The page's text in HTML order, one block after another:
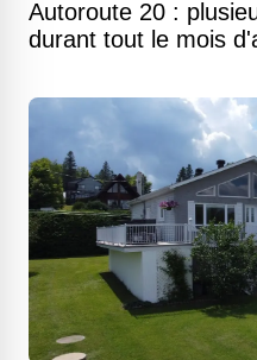
Autoroute 20 :
durant tout le mois